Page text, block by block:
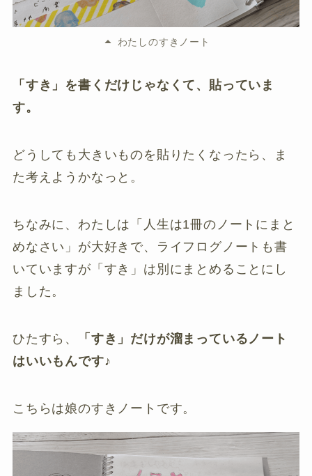
わたしのすきノート
「すき」を書くだけじゃなくて、貼っていま
す。
どうしても大きいものを貼りたくなったら、ま
た考えようかなっと。
ちなみに、わたしは「人生は1冊のノートにまと
めなさい」が大好きで、ライフログノートも書
いていますが「すき」は別にまとめることにし
ました。
ひたすら、
「すき」だけが溜まっているノート
はいいもんです♪
こちらは娘のすきノートです。